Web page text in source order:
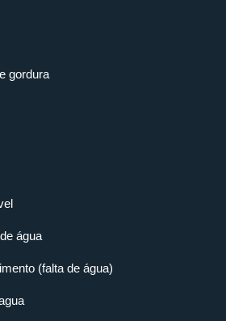
gordura
água
(falta de água)